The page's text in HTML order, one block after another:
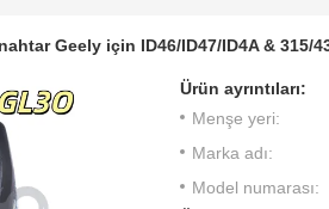
Geely için ID46/ID47/ID4A & 315/
Ürün ayrıntıları:
Menşe yeri:
Marka adı:
Model numarası: